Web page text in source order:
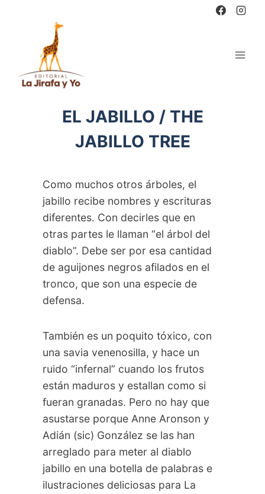
EL JABILLO / THE
JABILLO TREE
Como muchos otros árboles, el
jabillo recibe nombres y escrituras
diferentes. Con decirles que en
otras partes le llaman “el árbol del
diablo”. Debe ser por esa cantidad
de aguijones negros afilados en el
tronco, que son una especie de
defensa.
También es un poquito tóxico, con
una savia venenosilla, y hace un
ruido “infernal” cuando los frutos
están maduros y estallan como si
fueran granadas. Pero no hay que
asustarse porque Anne Aronson y
Adián (sic) González se las han
arreglado para meter al diablo
jabillo en una botella de palabras e
ilustraciones deliciosas para La